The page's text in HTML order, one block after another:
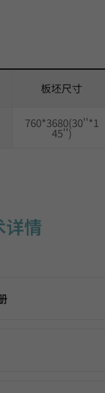
板坯尺寸
760*3680(30''*1
45'')
详情